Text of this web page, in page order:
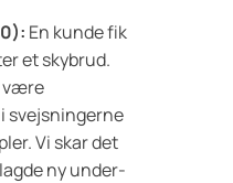
En kunde fik
et skybrud.
være
svejsningerne
Vi skar det
ny under-